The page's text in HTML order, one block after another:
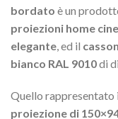
bordato è un
proiezioni home
elegante , ed il
bianco RAL 9010di
Quello rappresentato
proiezione di